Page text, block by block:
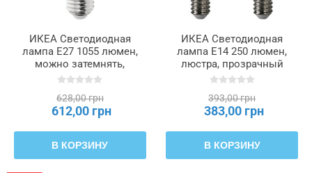
ИКЕА Светодиодная
лампа E27 1055 люмен,
можно затемнять,
опаловый шарик, белый,
305.914.64
628,00 грн
612,00 грн
В КОРЗИНУ
ИКЕА Светодиодная
лампа E14 250 люмен,
люстра, прозрачный
SOLHETTA, 005.914.27
393,00 грн
383,00 грн
В КОРЗИНУ